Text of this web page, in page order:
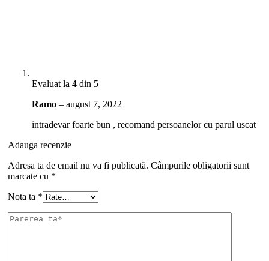
Evaluat la 4 din 5
Ramo – august 7, 2022
intradevar foarte bun , recomand persoanelor cu parul uscat
Adauga recenzie
Adresa ta de email nu va fi publicată. Câmpurile obligatorii sunt
marcate cu *
Nota ta *